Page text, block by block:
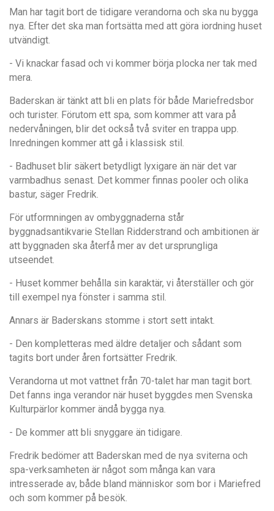
Man har tagit bort de tidigare verandorna och ska nu bygga
nya. Efter det ska man fortsätta med att göra iordning huset
utvändigt.
- Vi knackar fasad och vi kommer börja plocka ner tak med
mera.
Baderskan är tänkt att bli en plats för både Mariefredsbor
och turister. Förutom ett spa, som kommer att vara på
nedervåningen, blir det också två sviter en trappa upp.
Inredningen kommer att gå i klassisk stil.
- Badhuset blir säkert betydligt lyxigare än när det var
varmbadhus senast. Det kommer finnas pooler och olika
bastur, säger Fredrik.
För utformningen av ombyggnaderna står
byggnadsantikvarie Stellan Ridderstrand och ambitionen är
att byggnaden ska återfå mer av det ursprungliga
utseendet.
- Huset kommer behålla sin karaktär, vi återställer och gör
till exempel nya fönster i samma stil.
Annars är Baderskans stomme i stort sett intakt.
- Den kompletteras med äldre detaljer och sådant som
tagits bort under åren fortsätter Fredrik.
Verandorna ut mot vattnet från 70-talet har man tagit bort.
Det fanns inga verandor när huset byggdes men Svenska
Kulturpärlor kommer ändå bygga nya.
- De kommer att bli snyggare än tidigare.
Fredrik bedömer att Baderskan med de nya sviterna och
spa-verksamheten är något som många kan vara
intresserade av, både bland människor som bor i Mariefred
och som kommer på besök.